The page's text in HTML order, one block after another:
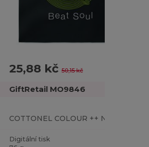
25,88 kč50,15 kč
GiftRetail MO9846
Digitální tisk